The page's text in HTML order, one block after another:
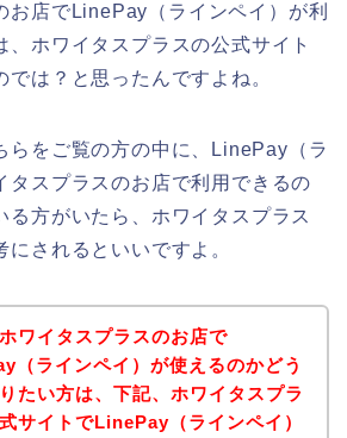
お店でLinePay（ラインペイ）が利
、ホワイタスプラスの公式サイト
では？と思ったんですよね。
らをご覧の方の中に、LinePay（ラ
タスプラスのお店で利用できるの
る方がいたら、ホワイタスプラス
されるといいですよ。
ワイタスプラスのお店で
（ラインペイ）が使えるのかどう
たい方は、下記、ホワイタスプラ
サイトでLinePay（ラインペイ）